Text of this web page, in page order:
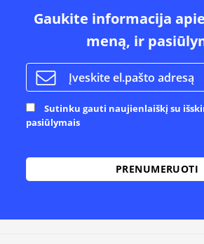
Gaukite informacija
meną, ir
Sutinku gauti naujienlaiškį su
pasiūlymais